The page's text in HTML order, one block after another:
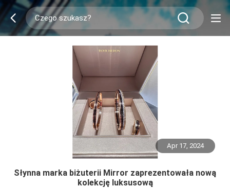
Apr 17, 2024
Słynna marka biżuterii Mirror zaprezentowała nową
kolekcję luksusową